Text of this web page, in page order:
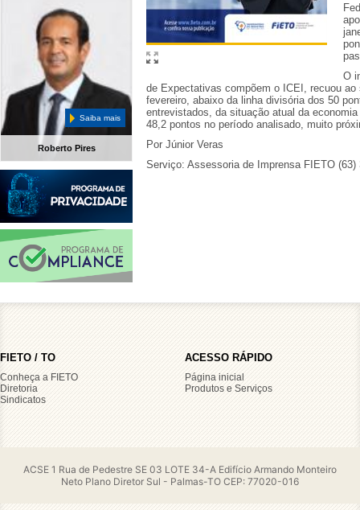
Roberto Pires
Saiba mais
O
de Expectativas compõem o ICEI, recuou
fevereiro, abaixo da linha divisória dos 50
entrevistados, da situação atual da
48,2 pontos no período analisado, muito
Por Júnior Veras
Serviço: Assessoria de Imprensa FIETO (63)
FIETO / TO
Conheça a FIETO
Diretoria
Sindicatos
ACESSO RÁPIDO
Página inicial
Produtos e Serviços
ACSE 1 Rua de Pedestre SE 03 LOTE 34-A Edifício Armando Monteiro
Neto Plano Diretor Sul - Palmas-TO CEP: 77020-016